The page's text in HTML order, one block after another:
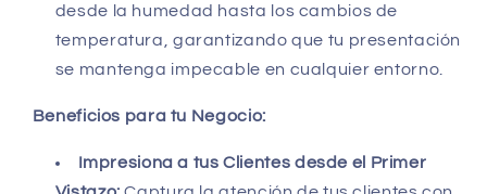
desde la humedad hasta los cambios de
temperatura, garantizando que tu presentación
se mantenga impecable en cualquier entorno.
Beneficios para tu Negocio:
Impresiona a tus Clientes desde el Primer